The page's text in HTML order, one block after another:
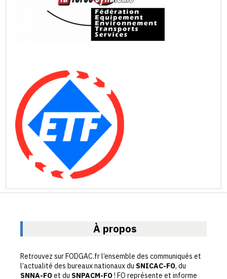
À propos
Retrouvez sur FODGAC.fr l’ensemble des communiqués et
l’actualité des bureaux nationaux du SNICAC-FO, du
SNNA-FOet du SNPACM-FO! FO représente et informe